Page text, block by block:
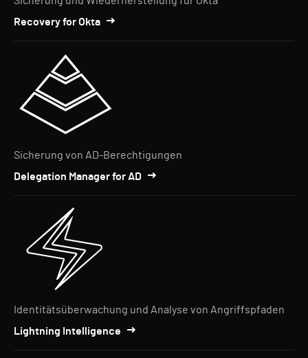
Recovery for Okta
Sicherung von AD-Berechtigungen
Delegation Manager for AD
Identitätsüberwachung und Analyse von Angriffspfaden
Lightning Intelligence